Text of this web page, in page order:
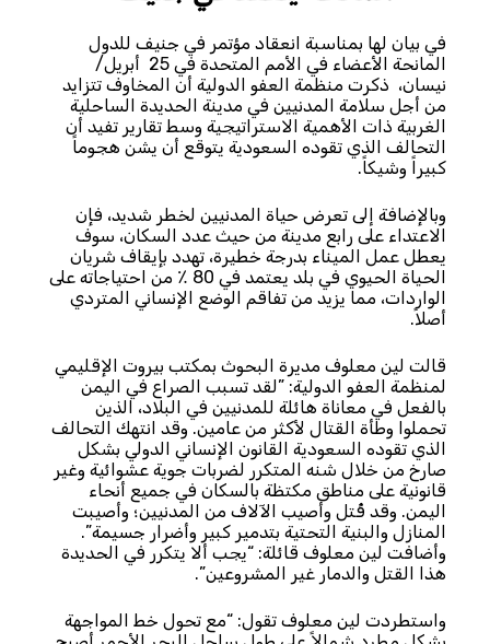
في بيان لها بمناسبة انعقاد مؤتمر في جنيف للدول
المانحة الأعضاء في الأمم المتحدة في 25 أبريل/
نيسان، ذكرت منظمة العفو الدولية أن المخاوف تتزايد
من أجل سلامة المدنيين في مدينة الحديدة الساحلية
الغربية ذات الأهمية الاستراتيجية وسط تقارير تفيد أن
التحالف الذي تقوده السعودية يتوقع أن يشن هجوماً
كبيراً وشيكاً.
وبالإضافة إلى تعرض حياة المدنيين لخطر شديد، فإن
الاعتداء على رابع مدينة من حيث عدد السكان، سوف
يعطل عمل الميناء بدرجة خطيرة، تهدد بإيقاف شريان
الحياة الحيوي في بلد يعتمد في 80 ٪ من احتياجاته على
الواردات، مما يزيد من تفاقم الوضع الإنساني المتردي
أصلاً.
قالت لين معلوف مديرة البحوث بمكتب بيروت الإقليمي
لمنظمة العفو الدولية: ”لقد تسبب الصراع في اليمن
بالفعل في معاناة هائلة للمدنيين في البلاد، الذين
تحملوا وطأة القتال لأكثر من عامين. وقد انتهك التحالف
الذي تقوده السعودية القانون الإنساني الدولي بشكل
صارخ من خلال شنه المتكرر لضربات جوية عشوائية وغير
قانونية على مناطق مكتظة بالسكان في جميع أنحاء
اليمن. وقد قُتل وأصيب الآلاف من المدنيين؛ وأصيبت
المنازل والبنية التحتية بتدمير كبير وأضرار جسيمة”.
وأضافت لين معلوف قائلة: “يجب ألا يتكرر في الحديدة
هذا القتل والدمار غير المشروعين”.
واستطردت لين معلوف تقول: “مع تحول خط المواجهة